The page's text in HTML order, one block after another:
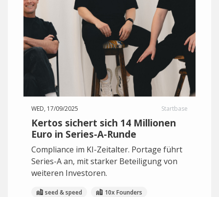
WED, 17/09/2025 Startbase
Kertos sichert sich 14 Millionen
Euro in Series-A-Runde
Compliance im KI-Zeitalter. Portage führt
Series-A an, mit starker Beteiligung von
weiteren Investoren.
seed & speed
10x Founders